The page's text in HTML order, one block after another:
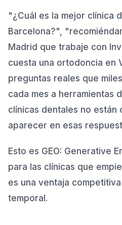
5. Cómo medir tu presencia
6. GEO y SEO: no son lo
7. Conclusión: la ventana de
cerrando
"¿Cuál es la mejor clínica
Barcelona?",
Madrid que trabaje con
cuesta una ortodoncia en
preguntas reales que
cada mes a herramientas
clínicas dentales no están
aparecer en esas
Esto es GEO: Generative
para las clínicas que
es una ventaja
temporal.